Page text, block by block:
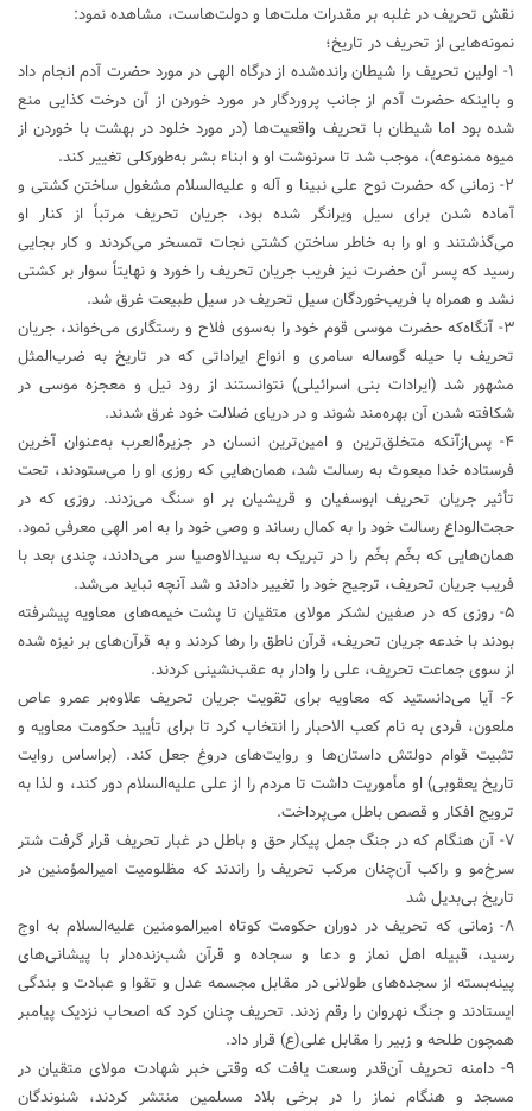
نقش تحریف‌ در غلبه بر مقدرات ملت‌ها و دولت‌هاست، مشاهده نمود:
نمونه‌هایی از تحریف در تاریخ؛
۱- اولین تحریف را شیطان رانده‌شده از درگاه الهی در مورد حضرت آدم انجام داد
و بااینکه حضرت آدم از جانب پروردگار در مورد خوردن از آن درخت کذایی منع
شده بود اما شیطان با تحریف واقعیت‌ها (در مورد خلود در بهشت با خوردن از
میوه ممنوعه)، موجب شد تا سرنوشت او و ابناء بشر به‌طورکلی تغییر کند.
۲- زمانی که حضرت نوح علی نبینا و آله و علیه‌السلام مشغول ساختن کشتی و
آماده شدن برای سیل ویرانگر شده بود، جریان تحریف مرتباً از کنار او
می‌گذشتند و او را به خاطر ساختن کشتی نجات تمسخر می‌کردند و کار بجایی
رسید که پسر آن حضرت نیز فریب جریان تحریف را خورد و نهایتاً سوار بر کشتی
نشد و همراه با فریب‌خوردگان سیل تحریف در سیل طبیعت غرق شد.
۳- آنگاه‌که حضرت موسی قوم خود را به‌سوی فلاح و رستگاری می‌خواند، جریان
تحریف با حیله گوساله سامری و انواع ایراداتی که در تاریخ به ضرب‌المثل
مشهور شد (ایرادات بنی اسرائیلی) نتوانستند از رود نیل و معجزه موسی در
شکافته شدن آن بهره‌مند شوند و در دریای ضلالت خود غرق شدند.
۴- پس‌ازآنکه متخلق‌ترین و امین‌ترین انسان در جزیرهًْ‌‌العرب به‌عنوان آخرین
فرستاده خدا مبعوث به رسالت شد، همان‌هایی که روزی او را می‌ستودند، تحت
تأثیر جریان تحریف ابوسفیان و قریشیان بر او سنگ می‌زدند. روزی که در
حجت‌الوداع رسالت خود را به کمال رساند و وصی خود را به امر الهی معرفی نمود.
همان‌هایی که بخّم بخّم را در تبریک به سیدالاوصیا سر می‌دادند، چندی بعد با
فریب جریان تحریف، ترجیح خود را تغییر دادند و شد آنچه نباید می‌شد.
۵- روزی که در صفین لشکر مولای متقیان تا پشت خیمه‌های معاویه پیشرفته
بودند با خدعه جریان تحریف، قرآن ناطق را رها کردند و به قرآن‌های بر نیزه شده
از سوی جماعت تحریف، علی را وادار به عقب‌نشینی کردند.
۶- آیا می‌دانستید که معاویه برای تقویت جریان تحریف علاوه‌بر عمرو عاص
ملعون، فردی به نام کعب الاحبار را انتخاب کرد تا برای تأیید حکومت معاویه و
تثبیت قوام دولتش داستان‌ها و روایت‌های دروغ جعل کند. (براساس روایت
تاریخ یعقوبی) او مأموریت داشت تا مردم را از علی علیه‌السلام دور کند، و لذا به
ترویج افکار و قصص باطل می‌پرداخت.
۷- آن هنگام که در جنگ جمل پیکار حق و باطل در غبار تحریف قرار گرفت شتر
سرخ‌مو و راکب آن‌چنان مرکب تحریف را راندند که مظلومیت امیرالمؤمنین در
تاریخ بی‌بدیل شد
۸- زمانی که تحریف در دوران حکومت کوتاه امیرالمومنین علیه‌السلام به اوج
رسید، قبیله اهل نماز و دعا و سجاده و قرآن شب‌زنده‌دار با پیشانی‌های
پینه‌بسته از سجده‌های طولانی در مقابل مجسمه عدل و تقوا و عبادت و بندگی
ایستادند و جنگ نهروان را رقم زدند. تحریف چنان کرد که اصحاب نزدیک پیامبر
همچون طلحه و زبیر را مقابل علی(ع) قرار داد.
۹- دامنه تحریف آن‌قدر وسعت یافت که وقتی خبر شهادت مولای متقیان در
مسجد و هنگام نماز را در برخی بلاد مسلمین منتشر کردند، شنوندگان